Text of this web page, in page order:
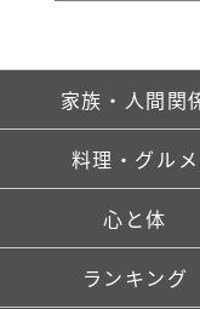
家族・人間関
料理・グルメ
心と体
ランキング